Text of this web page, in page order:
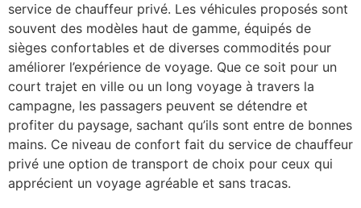
service de chauffeur privé. Les véhicules proposés sont
souvent des modèles haut de gamme, équipés de
sièges confortables et de diverses commodités pour
améliorer l’expérience de voyage. Que ce soit pour un
court trajet en ville ou un long voyage à travers la
campagne, les passagers peuvent se détendre et
profiter du paysage, sachant qu’ils sont entre de bonnes
mains. Ce niveau de confort fait du service de chauffeur
privé une option de transport de choix pour ceux qui
apprécient un voyage agréable et sans tracas.